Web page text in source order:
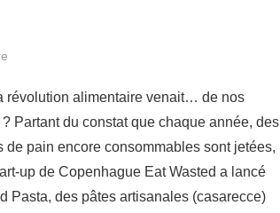
révolution alimentaire venait… de nos
? Partant du constat que chaque année, des
de pain encore consommables sont jetées,
up de Copenhague Eat Wasted a lancé
Pasta, des pâtes artisanales (casarecce)